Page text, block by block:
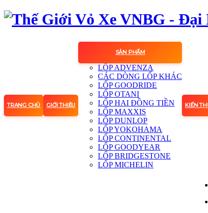
TRANG CHỦ GIỚI THIỆU
SẢN PHẨM
LỐP ADVENZA
CÁC DÒNG LỐP KHÁC
LỐP GOODRIDE
LỐP OTANI
LỐP HAI ĐỒNG TIỀN
LỐP MAXXIS
LỐP DUNLOP
LỐP YOKOHAMA
LỐP CONTINENTAL
LỐP GOODYEAR
LỐP BRIDGESTONE
LỐP MICHELIN
KIẾN